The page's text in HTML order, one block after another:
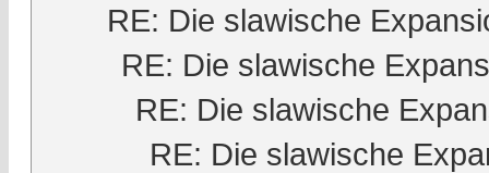
RE: Die slawische
RE: Die slawische
RE: Die slawische
RE: Die slawische